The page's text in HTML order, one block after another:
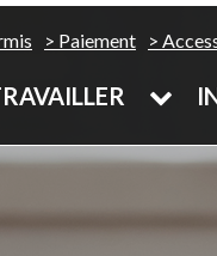
Paiement